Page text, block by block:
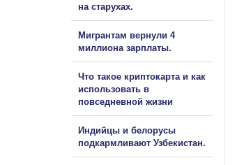
на старухах.
Мигрантам вернули 4
миллиона зарплаты.
Что такое криптокарта и как
использовать в
повседневной жизни
Индийцы и белорусы
подкармливают Узбекистан.